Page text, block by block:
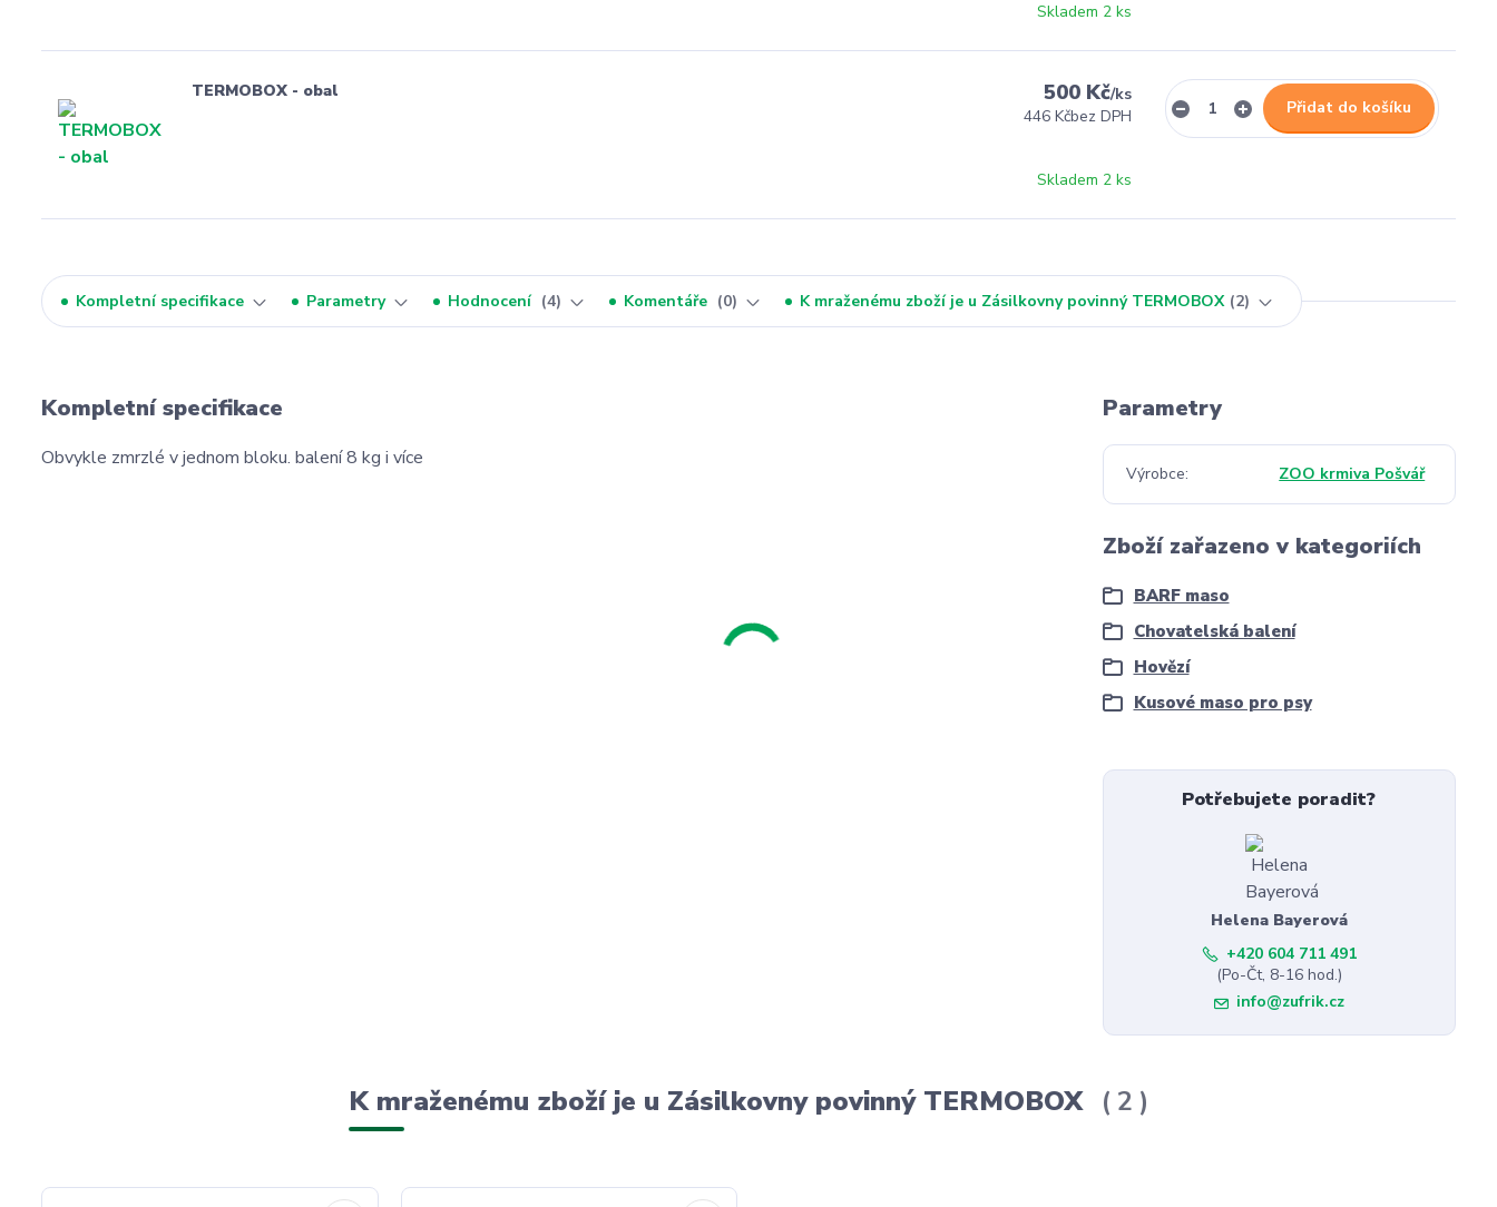
Skladem 2 ks
TERMOBOX - obal 500 Kč/ks
446 Kčbez DPH
Skladem 2 ks
Přidat do košíku
Kompletní specifikace Parametry Hodnocení 4 Komentáře 0 K mraženému zboží je u Zásilkovny povinný TERMOBOX 2
Kompletní specifikace
Obvykle zmrzlé v jednom bloku. balení 8 kg i více
Parametry
Výrobce ZOO krmiva Pošvář
Zboží zařazeno v kategoriích
BARF maso
Chovatelská balení
Hovězí
Kusové maso pro psy
Potřebujete poradit?
Helena Bayerová
+420 604 711 491
(Po-Čt, 8-16 hod.)
info@zufrik.cz
K mraženému zboží je u Zásilkovny povinný TERMOBOX 2